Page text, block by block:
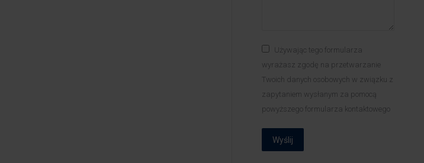
Używając tego formularza
wyrażasz zgodę na przetwarzanie
Twoich danych osobowych w związku z
zapytaniem wysłanym za pomocą
powyższego formularza kontaktowego
Wyślij